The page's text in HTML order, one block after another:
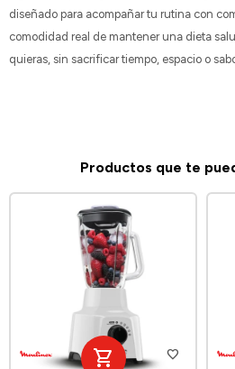
diseñado para acompañar tu rutina con
comodidad real de mantener una dieta
quieras, sin sacrificar tiempo, espacio o
Productos que te